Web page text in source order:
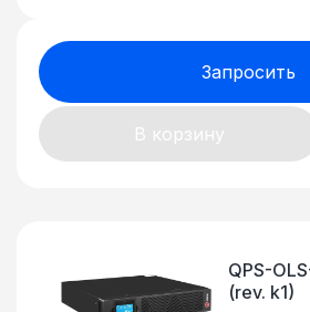
Запросить
В корзину
QPS-
(rev. k1)